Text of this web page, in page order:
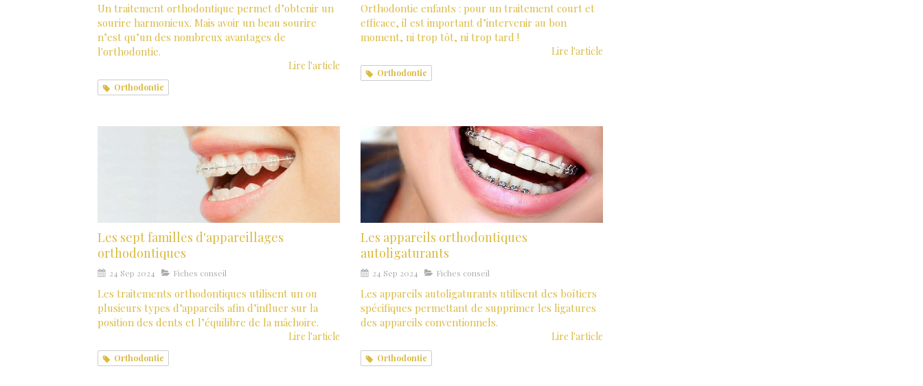
Un traitement orthodontique permet d’obtenir un
sourire harmonieux. Mais avoir un beau sourire
n’est qu’un des nombreux avantages de
l'orthodontie.
Lire l'article
Orthodontie
Orthodontie enfants : pour un traitement court et
efficace, il est important d’intervenir au bon
moment, ni trop tôt, ni trop tard !
Lire l'article
Orthodontie
Les sept familles d'appareillages
orthodontiques
24 Sep 2024 Fiches conseil
Les traitements orthodontiques utilisent un ou
plusieurs types d’appareils afin d’influer sur la
position des dents et l’équilibre de la mâchoire.
Lire l'article
Orthodontie
Les appareils orthodontiques
autoligaturants
24 Sep 2024 Fiches conseil
Les appareils autoligaturants utilisent des boîtiers
spécifiques permettant de supprimer les ligatures
des appareils conventionnels.
Lire l'article
Orthodontie